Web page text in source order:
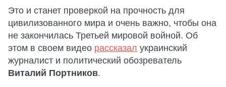
Это и станет проверкой на прочность для
цивилизованного мира и очень важно, чтобы она
не закончилась Третьей мировой войной. Об
этом в своем видео рассказал украинский
журналист и политический обозреватель
Виталий Портников.